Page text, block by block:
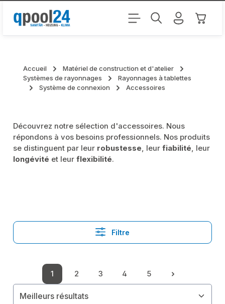
Passer au contenu principal Le
Accueil
Matériel de construction et d'atelier
Systèmes de rayonnages
Rayonnages à tablettes
Système de connexion
Accessoires
Découvrez notre sélection d'accessoires. Nous
répondons à vos besoins professionnels. Nos produits
se distinguent par leur robustesse, leurfiabilité, leur
longévité et leurflexibilité.
Filtre
Page
1
Page
2
Page
3
Page
4
Page
5